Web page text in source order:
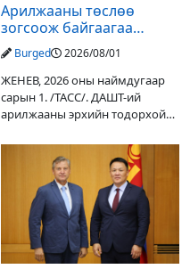
Арилжааны төслөө
зогсоож байгаагаа
Ж.Инфантино мэдэгдэв
Burged 2026/08/01
ЖЕНЕВ, 2026 оны наймдугаар
сарын 1. /ТАСС/. ДАШТ-ий
арилжааны эрхийн тодорхой
оруулагчдад худалдах
төслөөсөө татгалзахаар
шийдвэрлэснээ ФИФА-гийн
ерөнхийлөгч Жанни